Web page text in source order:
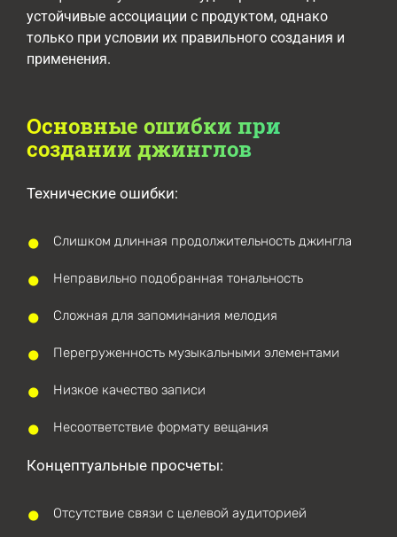
устойчивые ассоциации с продуктом, однако
только при условии их правильного создания и
применения.
Основные ошибки при
создании джинглов
Технические ошибки:
Слишком длинная продолжительность джингла
Неправильно подобранная тональность
Сложная для запоминания мелодия
Перегруженность музыкальными элементами
Низкое качество записи
Несоответствие формату вещания
Концептуальные просчеты:
Отсутствие связи с целевой аудиторией